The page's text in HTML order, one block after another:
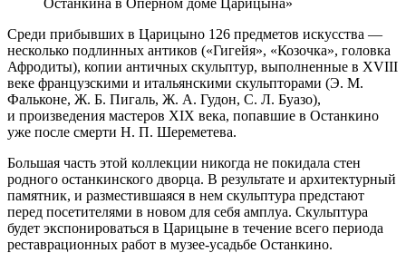
Останкина в Оперном доме Царицына»
Среди прибывших в Царицыно 126 предметов искусства —
несколько подлинных антиков («Гигейя», «Козочка», головка
Афродиты), копии античных скульптур, выполненные в XVIII
веке французскими и итальянскими скульпторами (Э. М.
Фальконе, Ж. Б. Пигаль, Ж. А. Гудон, С. Л. Буазо),
и произведения мастеров XIX века, попавшие в Останкино
уже после смерти Н. П. Шереметева.
Большая часть этой коллекции никогда не покидала стен
родного останкинского дворца. В результате и архитектурный
памятник, и разместившаяся в нем скульптура предстают
перед посетителями в новом для себя амплуа. Скульптура
будет экспонироваться в Царицыне в течение всего периода
реставрационных работ в музее-усадьбе Останкино.